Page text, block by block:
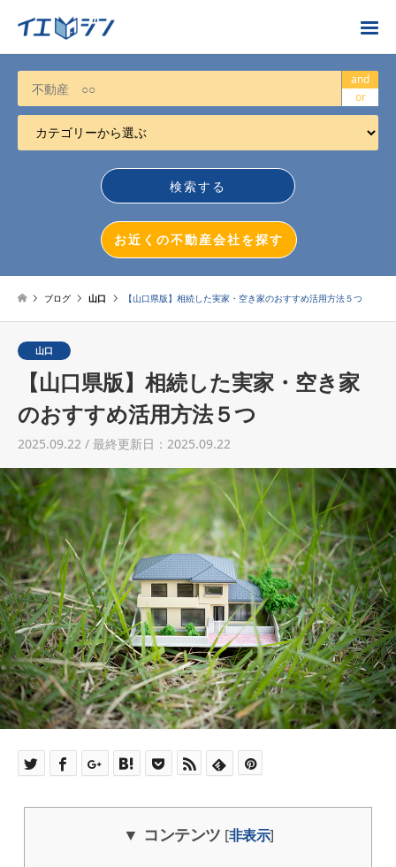
お近くの不動産会社を探す
カテゴリーから選ぶ
不動産売却
不動産投資
マンション売却
土地売却
税金について
イエジンくんの紹介
運営会社
運営会社
利用規約について
掲載受付窓口はこちら
and
or
お近くの不動産会社を探す
ブログ 山口 【山口県版】相続した実家・空き家のおすすめ活用方法５つ
山口
【山口県版】相続した実家・空き家
のおすすめ活用方法５つ
2025.09.22 / 最終更新日：2025.09.22
コンテンツ [非表示]